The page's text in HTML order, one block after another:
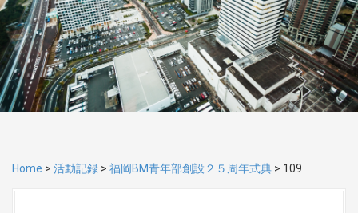
Home > 活動記録 > 福岡BM青年部創設２５周年式典 > 109